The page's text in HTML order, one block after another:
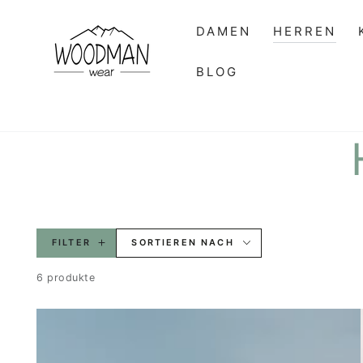
DAMEN HERREN
BLOG
FILTER SORTIEREN NACH
6 produkte